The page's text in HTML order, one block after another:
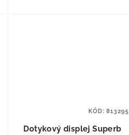
Dotykový displej Superb
KÓD:813295